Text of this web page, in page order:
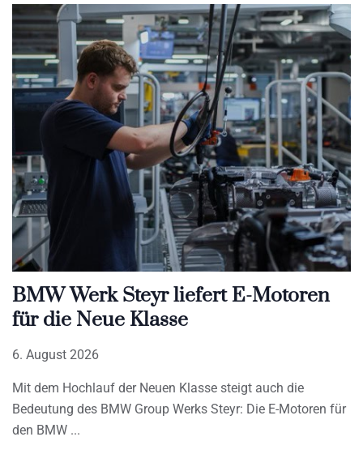
BMW Werk Steyr liefert E-Motoren
für die Neue Klasse
6. August 2026
Mit dem Hochlauf der Neuen Klasse steigt auch die
Bedeutung des BMW Group Werks Steyr: Die E-Motoren für
den BMW